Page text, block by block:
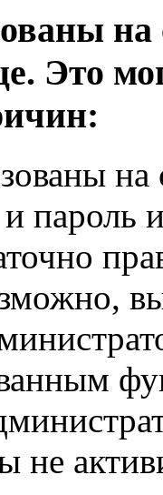
на
Это
на
и пароль
не